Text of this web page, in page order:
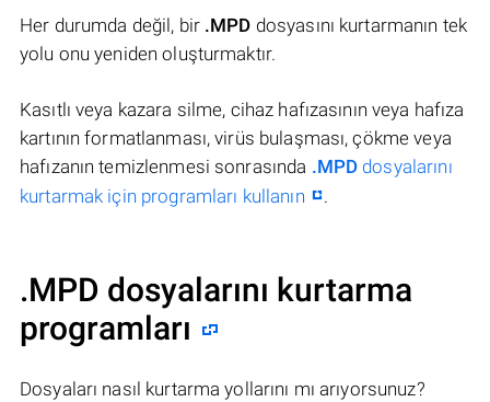
Her durumda değil, bir .MPD dosyasını kurtarmanın tek
yolu onu yeniden oluşturmaktır.
Kasıtlı veya kazara silme, cihaz hafızasının veya hafıza
kartının formatlanması, virüs bulaşması, çökme veya
hafızanın temizlenmesi sonrasında .MPD dosyalarını
kurtarmak için programları kullanın
.
.MPD dosyalarını kurtarma
programları
Dosyaları nasıl kurtarma yollarını mı arıyorsunuz?